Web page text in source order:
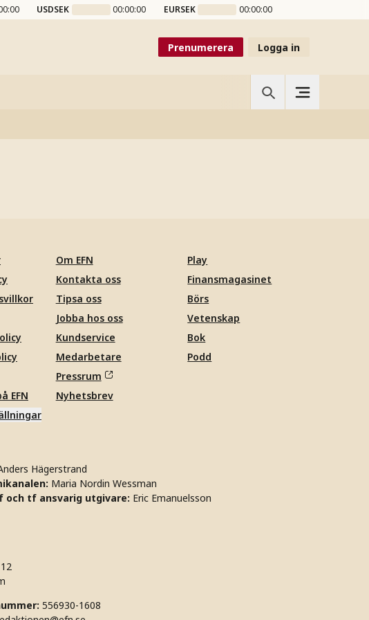
USDSEK 00:00:00 EURSEK 00:00:00
Prenumerera Logga in
EFN
Om EFN
Kontakta oss
Tipsa oss
Jobba hos oss
Kundservice
Medarbetare
Pressrum
Nyhetsbrev
Play
Finansmagasinet
Börs
Vetenskap
Bok
Podd
Hägerstrand
Maria Nordin Wessman
och tf ansvarig utgivare: Eric Emanuelsson
556930-1608